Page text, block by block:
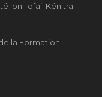
Ibn Tofail Kénitra
la Formation